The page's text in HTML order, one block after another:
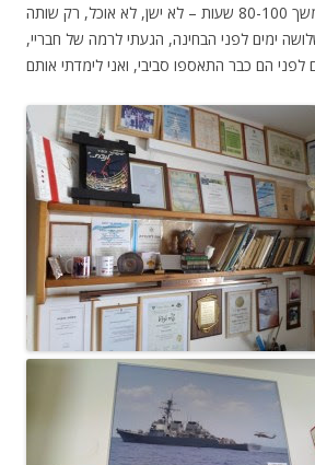
את זה” יכולתי לשבת במשך 80-100 שעות – לא ישן, לא אוכל, רק שותה
ימים לפני הבחינה, הגעתי לרמה של חבריי,